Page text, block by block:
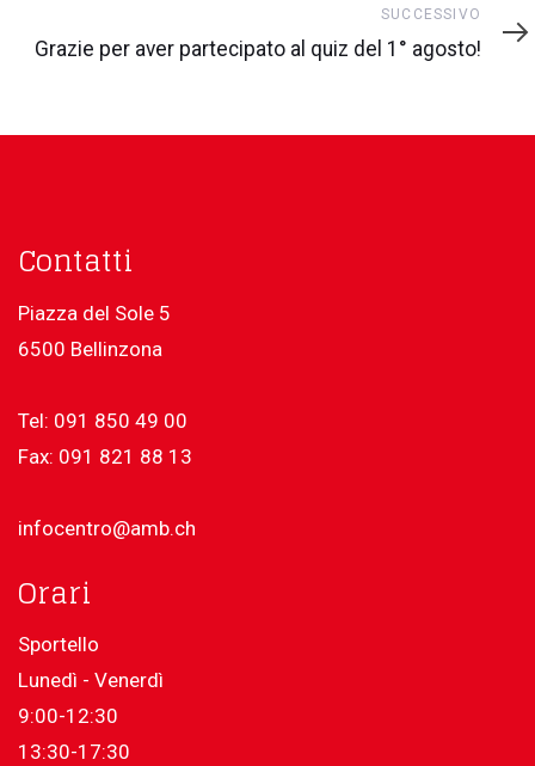
SUCCESSIVO
Grazie per aver partecipato al quiz del 1° agosto!
Contatti
Piazza del Sole 5
6500 Bellinzona
Tel: 091 850 49 00
Fax: 091 821 88 13
infocentro@amb.ch
Orari
Sportello
Lunedì - Venerdì
9:00-12:30
13:30-17:30